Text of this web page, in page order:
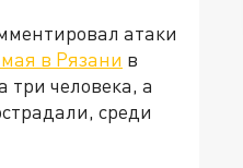
атаки
мая в Рязани в
человека, а
среди